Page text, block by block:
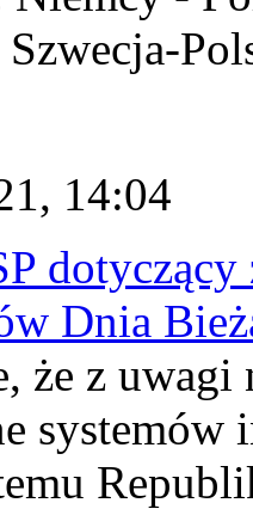
14:04
dotyczący
Dnia
że z uwagi
systemów